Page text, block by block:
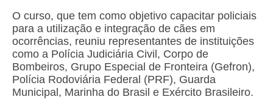
Regimento interno do Sindsppen
O curso, que tem como objetivo capacitar policiais
para a utilização e integração de cães em
ocorrências, reuniu representantes de instituições
como a Polícia Judiciária Civil, Corpo de
Bombeiros, Grupo Especial de Fronteira (Gefron),
Polícia Rodoviária Federal (PRF), Guarda
Municipal, Marinha do Brasil e Exército Brasileiro.